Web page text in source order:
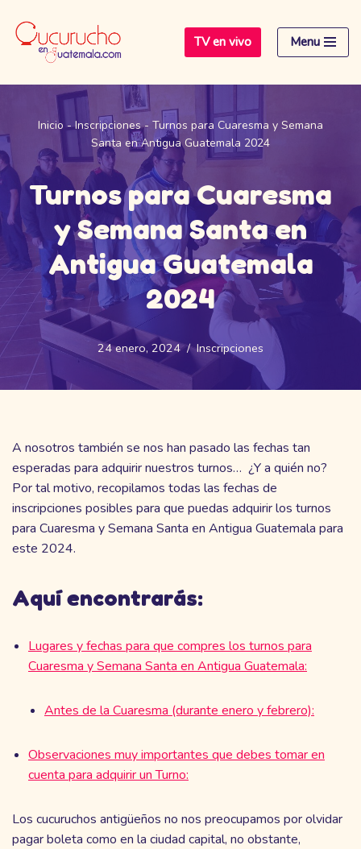
Saltar
contenido
TV en vivo Menu
Inicio -Inscripciones- Turnos para Cuaresma y Semana
Santa en Antigua Guatemala 2024
Turnos para Cuaresma
y Semana Santa en
Antigua Guatemala
2024
24 enero, 2024 Inscripciones
A nosotros también se nos han pasado las fechas tan
esperadas para adquirir nuestros turnos… ¿Y a quién no?
Por tal motivo, recopilamos todas las fechas de
inscripciones posibles para que puedas adquirir los turnos
para Cuaresma y Semana Santa en Antigua Guatemala para
este 2024.
Aquí encontrarás:
Lugares y fechas para que compres los turnos para
Cuaresma y Semana Santa en Antigua Guatemala:
Antes de la Cuaresma (durante enero y febrero):
Observaciones muy importantes que debes tomar en
cuenta para adquirir un Turno:
Los cucuruchos antigüeños no nos preocupamos por olvidar
pagar boleta como en la ciudad capital, no obstante,